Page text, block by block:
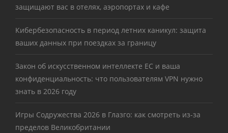
защищают вас в отелях, аэропортах и кафе
Кибербезопасность в период летних каникул: защита
ваших данных при поездках за границу
Закон об искусственном интеллекте ЕС и ваша
конфиденциальность: что пользователям VPN нужно
знать в 2026 году
Игры Содружества 2026 в Глазго: как смотреть из-за
пределов Великобритании